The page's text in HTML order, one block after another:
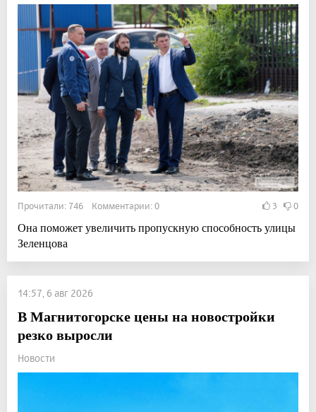
Прочитали: 746 Комментарии: 0 3 0
Она поможет увеличить пропускную способность улицы
Зеленцова
14:57, 6 авг 2026
В Магнитогорске цены на новостройки
резко выросли
Новости